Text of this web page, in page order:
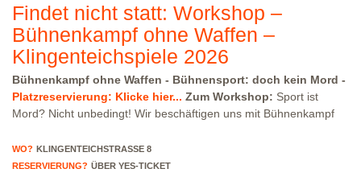
Findet nicht statt: Workshop –
Bühnenkampf ohne Waffen –
Klingenteichspiele 2026
Bühnenkampf ohne Waffen - Bühnensport: doch kein Mord -
Platzreservierung: Klicke hier... Zum Workshop: Sport ist
Mord? Nicht unbedingt! Wir beschäftigen uns mit Bühnenkampf
auszuprobieren. Je nach Wunsch der Gruppe wird eine kleine
Abschlusspräsentation gezeigt.
WO? KLINGENTEICHSTRASSE 8
RESERVIERUNG? ÜBER YES-TICKET